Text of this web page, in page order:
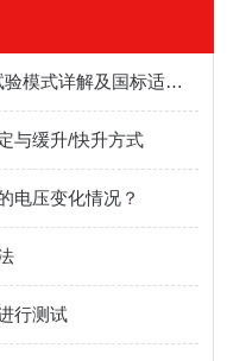
ZJC-50kV击穿电压测试仪四种试验模式详解及国标适配应用指南
与缓升/快升方式
电压变化情况？
行测试